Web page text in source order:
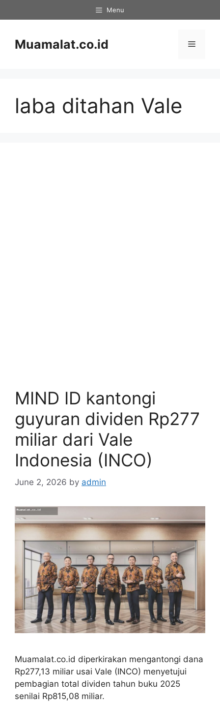
to
Menu
Muamalat.co.id Menu
laba ditahan Vale
MIND ID kantongi
guyuran dividen Rp277
miliar dari Vale
Indonesia (INCO)
June 2, 2026 by admin
Muamalat.co.id diperkirakan mengantongi dana
Rp277,13 miliar usai Vale (INCO) menyetujui
pembagian total dividen tahun buku 2025
senilai Rp815,08 miliar.